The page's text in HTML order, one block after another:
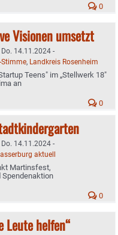
0
Visionen umsetzt
Do. 14.11.2024 -
Stimme, Landkreis Rosenheim
Teens" im „Stellwerk 18"
an
0
Do. 14.11.2024 -
aktuell
Martinsfest,
Spendenaktion
0
Leute helfen“